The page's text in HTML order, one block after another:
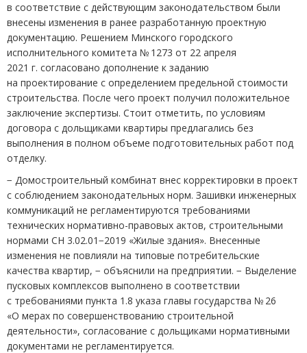
в соответствие с действующим законодательством были
внесены изменения в ранее разработанную проектную
документацию. Решением Минского городского
исполнительного комитета № 1273 от 22 апреля
2021 г. согласовано дополнение к заданию
на проектирование с определением предельной стоимости
строительства. После чего проект получил положительное
заключение экспертизы. Стоит отметить, по условиям
договора с дольщиками квартиры предлагались без
выполнения в полном объеме подготовительных работ под
отделку.
− Домостроительный комбинат внес корректировки в проект
с соблюдением законодательных норм. Зашивки инженерных
коммуникаций не регламентируются требованиями
технических нормативно-правовых актов, строительными
нормами СН 3.02.01−2019 «Жилые здания». Внесенные
изменения не повлияли на типовые потребительские
качества квартир, − объяснили на предприятии. − Выделение
пусковых комплексов выполнено в соответствии
с требованиями пункта 1.8 указа главы государства № 26
«О мерах по совершенствованию строительной
деятельности», согласование с дольщиками нормативными
документами не регламентируется.